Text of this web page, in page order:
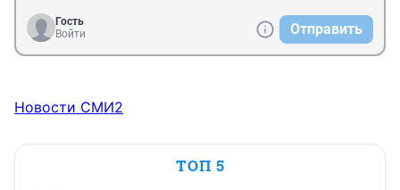
Гость
Войти
Отправить
Новости СМИ2
ТОП 5